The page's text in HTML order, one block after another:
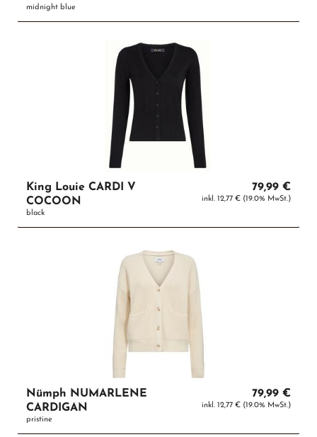
midnight blue
King Louie CARDI V
COCOON
black
79,99 €
inkl. 12,77 € (19.0% MwSt.)
Nümph NUMARLENE
CARDIGAN
pristine
79,99 €
inkl. 12,77 € (19.0% MwSt.)